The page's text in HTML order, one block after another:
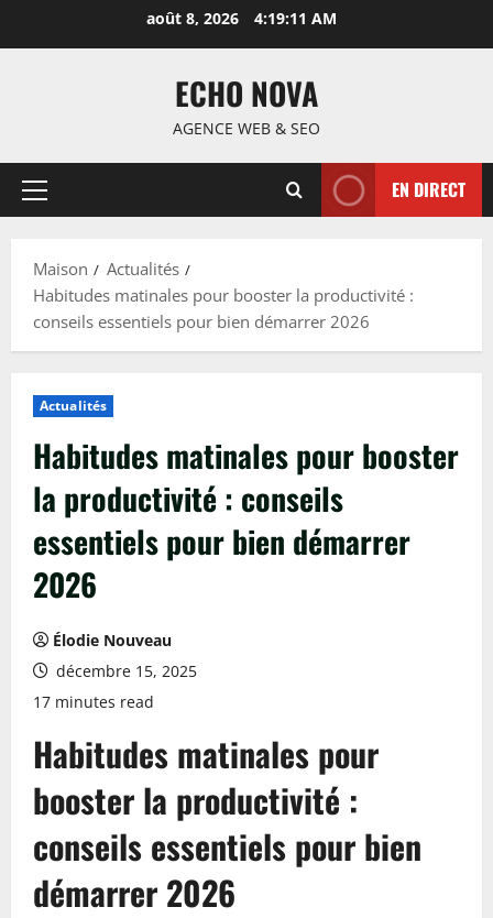
août 8, 2026 4:19:12 AM
ECHO NOVA
AGENCE WEB & SEO
Menu
EN DIRECT
Maison
Actualités
Habitudes matinales pour booster la productivité :
conseils essentiels pour bien démarrer 2026
Actualités
Habitudes matinales pour booster
la productivité : conseils
essentiels pour bien démarrer
2026
Élodie Nouveau
décembre 15, 2025
17 minutes read
Habitudes matinales pour
booster la productivité :
conseils essentiels pour bien
démarrer 2026